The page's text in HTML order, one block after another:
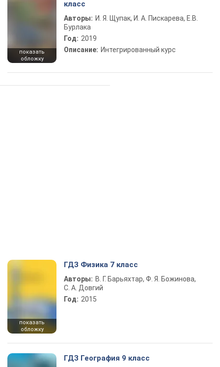
показать
обложку
класс
Авторы: И. Я. Щупак, И. А. Пискарева, Е.В.
Бурлака
Год: 2019
Описание: Интегрированный курс
показать
обложку
ГДЗ Физика 7 класс
Авторы: В. Г. Барьяхтар, Ф. Я. Божинова,
С. А. Довгий
Год: 2015
ГДЗ География 9 класс